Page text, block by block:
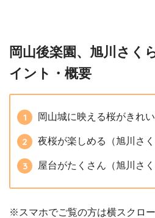
岡山後楽園、旭川さく
イント・概要
岡山城に映える桜がきれい
夜桜が楽しめる（旭川さく
屋台がたくさん（旭川さく
※スマホでご覧の方は横スクロー